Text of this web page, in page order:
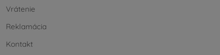
Vrátenie
Reklamácia
Kontakt